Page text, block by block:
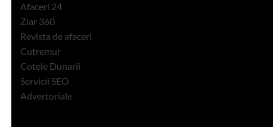
Afaceri 24
Ziar 360
Revista de afaceri
Cutremur
Cotele Dunarii
Servicii SEO
Advertoriale